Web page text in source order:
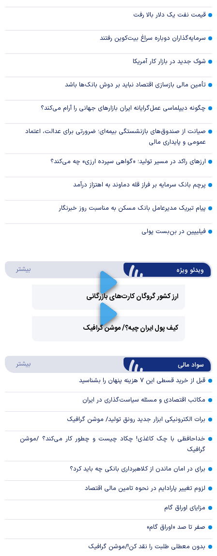
قیمت نفت یک دلار بالا رفت
سرمایه‌گذاران دوباره سراغ بیت‌کوین رفتند
شوک جدید در بازار کار آمریکا
تأمین مالی بازسازی اقتصاد نباید بر دوش بانک‌ها باشد
چگونه دیپلماسی عمل‌گرایانه ایران بازار‌های جهانی را آرام می‌کند؟
صیانت از صندوق‌های بازنشستگی بیمه‌ای؛ ضرورتی برای عدالت، اعتماد
عمومی و پایداری مالی
ارزهای راکد در مسیر تولید؛ «گواهی سپرده ارزی» چه می‌کند؟
پرچم بانک سرمایه بر فراز قله دماوند به اهتزاز درآمد
پیام تبریک مدیرعامل بانک مسکن به مناسبت روز خبرنگار
فیلیپین در بن‌بست پولی
ویدئو ویژه بیشتر
ارز کشور گروگان کارت‌های بازرگانی
Video
کیف پول ایران چیه؟/ موشن گرافیک
سواد مالی بیشتر
قبل از خرید قسطی این ۷ هزینه پنهان را بشناسید
مکاتب اقتصادی و مسئله سیاست‌گذاری در ایران
برات الکترونیکی ابزار جدید رونق تولید/ موشن گرافیک
خداحافظی با چک کاغذی! چکاد چیست و چطور کار می‌کند؟ /موشن
گرافیک
برای در امان ماندن از کلاهبرداری بانکی چه باید کرد؟
لزوم تغییر پارادایم در نحوه تامین مالی اقتصاد
مزایای اوراق گام
صفر تا صد «اوراق گام»
بدون معطلی طلبت را نقد کن!/موشن گرافیک